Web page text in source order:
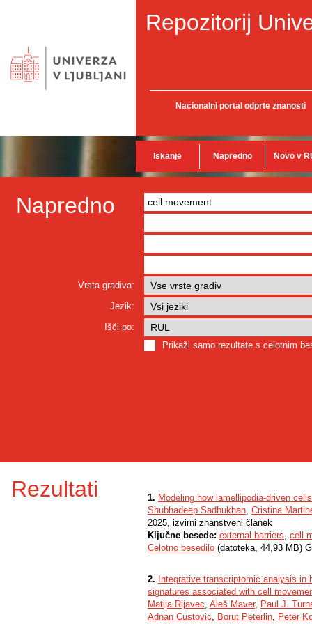
Repozitorij
Nacionalni portal odprte znanosti
Iskanje Napredno Novo v
Napredno
Vrsta gradiva:
Jezik:
Išči po:
Prikaži samo rezultate s celotnim
Rezultati 1. Modeling how lamellipodia-driven
Shubhadeep Sadhukhan, Cristina
2025, izvirni znanstveni članek
Ključne besede: external barriers, cell
Celotno besedilo (datoteka, 44,93 MB)
2. Integrative transcriptomic analysis
signatures associated with cell
Matija Rijavec, Aleš Maver, Paul J.
Adnan Custovic, Borut Peterlin, Peter